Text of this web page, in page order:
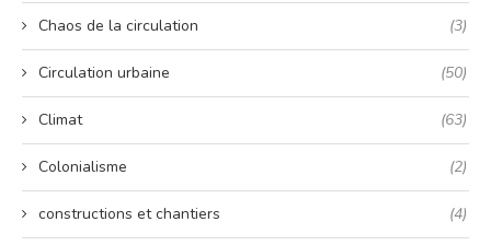
Chaos de la circulation (3)
Circulation urbaine (50)
Climat (63)
Colonialisme (2)
constructions et chantiers (4)